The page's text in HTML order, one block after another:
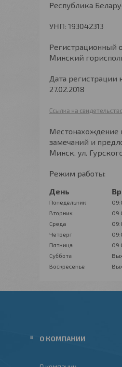
Республика
УНП: 193042313
Регистрационный
Минский
Дата регистрации
27.02.2018
Ссылка на
Местонахождение
замечаний и
Минск, ул.
Режим работы:
День
Понедельник
Вторник
Среда
Четверг
Пятница
Суббота
Воскресенье
О КОМПАНИИ